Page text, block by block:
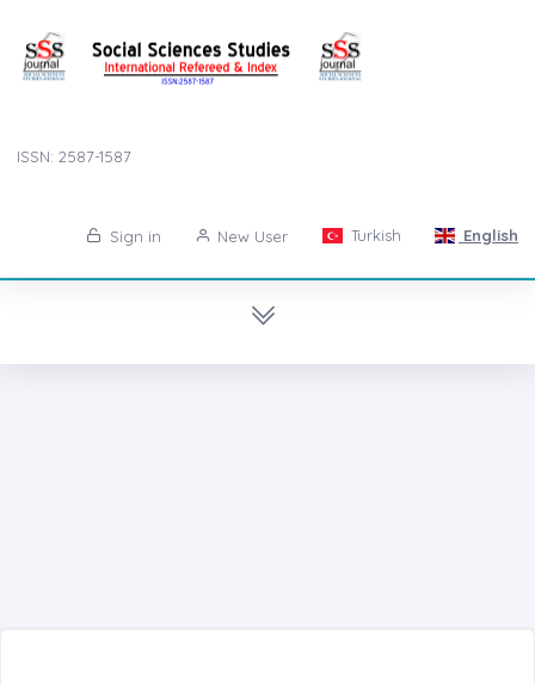
ISSN: 2587-1587
Sign in New User Turkish English